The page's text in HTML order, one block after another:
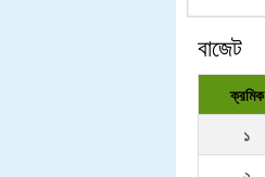
বাজেট
ক্রমিক
১